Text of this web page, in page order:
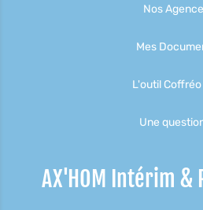
Nos
Mes
L'outil Coffréo
Une
AX'HOM Intérim